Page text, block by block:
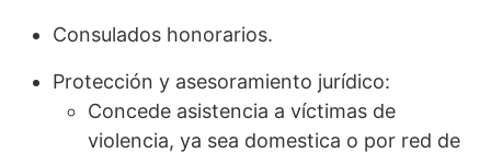
Consulados honorarios.
Protección y asesoramiento jurídico:
Concede asistencia a víctimas de
violencia, ya sea domestica o por red de